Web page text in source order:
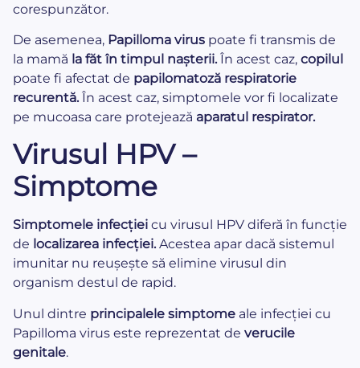
corespunzător.
De asemenea, Papilloma virus poate fi transmis de
la mamă la făt în timpul nașterii.În acest caz, copilul
poate fi afectat de papilomatoză respiratorie
recurentă.În acest caz, simptomele vor fi localizate
pe mucoasa care protejează aparatul respirator.
Virusul HPV –
Simptome
Simptomele infecției cu virusul HPV diferă în funcție
de localizarea infecției.Acestea apar dacă sistemul
imunitar nu reușește să elimine virusul din
organism destul de rapid.
Unul dintre principalele simptome ale infecției cu
Papilloma virus este reprezentat de verucile
genitale.